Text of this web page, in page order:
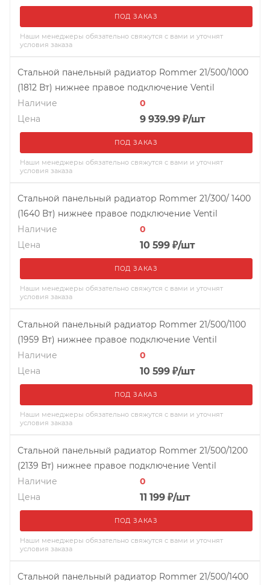
ПОД ЗАКАЗ
Наши менеджеры обязательно свяжутся с вами и уточнят
условия заказа
Стальной панельный радиатор Rommer 21/500/1000
(1812 Вт) нижнее правое подключение Ventil
Наличие
0
Цена
9 939.99 ₽/шт
ПОД ЗАКАЗ
Наши менеджеры обязательно свяжутся с вами и уточнят
условия заказа
Стальной панельный радиатор Rommer 21/300/ 1400
(1640 Вт) нижнее правое подключение Ventil
Наличие
0
Цена
10 599 ₽/шт
ПОД ЗАКАЗ
Наши менеджеры обязательно свяжутся с вами и уточнят
условия заказа
Стальной панельный радиатор Rommer 21/500/1100
(1959 Вт) нижнее правое подключение Ventil
Наличие
0
Цена
10 599 ₽/шт
ПОД ЗАКАЗ
Наши менеджеры обязательно свяжутся с вами и уточнят
условия заказа
Стальной панельный радиатор Rommer 21/500/1200
(2139 Вт) нижнее правое подключение Ventil
Наличие
0
Цена
11 199 ₽/шт
ПОД ЗАКАЗ
Наши менеджеры обязательно свяжутся с вами и уточнят
условия заказа
Стальной панельный радиатор Rommer 21/500/1400